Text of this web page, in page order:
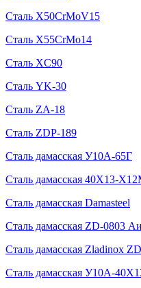
Сталь X50CrMoV15
Сталь X55CrMo14
Сталь XC90
Сталь YK-30
Сталь ZA-18
Сталь ZDP-189
Сталь дамасская У10А-65Г
Сталь дамасская 40Х13-
Сталь дамасская Damasteel
Сталь дамасская ZD-0803
Сталь дамасская Zladinox
Сталь дамасская У10А-